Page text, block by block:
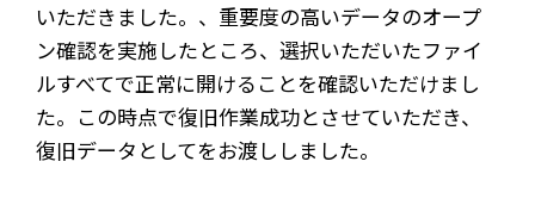
いただきました。、重要度の高いデータのオープ
ン確認を実施したところ、選択いただいたファイ
ルすべてで正常に開けることを確認いただけまし
た。この時点で復旧作業成功とさせていただき、
復旧データとしてをお渡ししました。